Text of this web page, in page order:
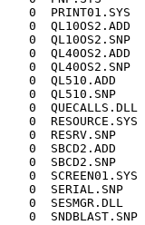
PRINT01.SYS
QL10OS2.ADD
QL10OS2.SNP
QL40OS2.ADD
QL40OS2.SNP
QL510.ADD
QL510.SNP
QUECALLS.DLL
RESOURCE.SYS
RESRV.SNP
SBCD2.ADD
SBCD2.SNP
SCREEN01.SYS
SERIAL.SNP
SESMGR.DLL
SNDBLAST.SNP